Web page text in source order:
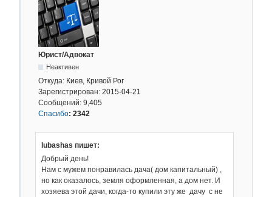
Юрист/Адвокат
Неактивен
Откуда: Киев, Кривой Рог
Зарегистрирован: 2015-04-21
Сообщений: 9,405
Спасибо: 2342
lubashas пишет:
Добрый день!
Нам с мужем понравилась дача( дом капитальный) ,
но как оказалось, земля оформленная, а дом нет. И
хозяева этой дачи, когда-то купили эту же дачу с не